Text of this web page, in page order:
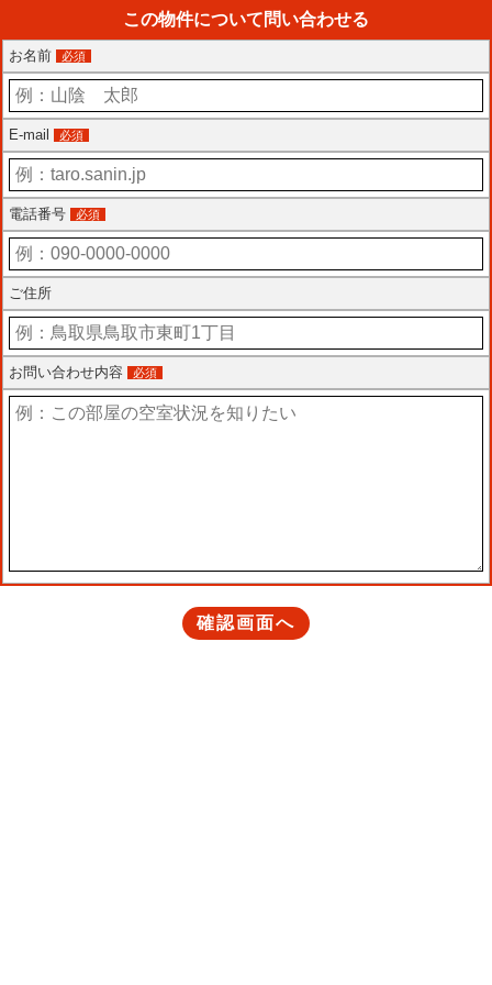
この物件について問い合わせる
お名前 必須
E-mail 必須
電話番号 必須
ご住所
お問い合わせ内容 必須